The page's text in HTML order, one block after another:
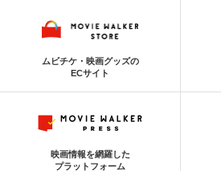
ムビチケ・映画グッズの
ECサイト
映画情報を網羅した
プラットフォーム